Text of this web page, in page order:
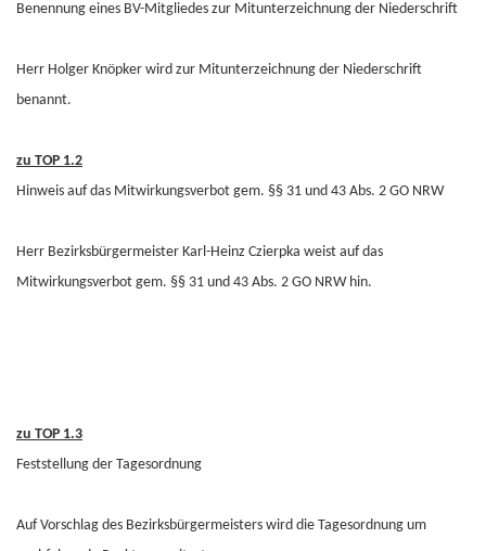
Benennung eines BV-Mitgliedes zur Mitunterzeichnung der Niederschrift
Herr Holger Knöpker wird zur Mitunterzeichnung der Niederschrift
benannt.
zu TOP 1.2
Hinweis auf das Mitwirkungsverbot gem. §§ 31 und 43 Abs. 2 GO NRW
Herr Bezirksbürgermeister Karl-Heinz Czierpka weist auf das
Mitwirkungsverbot gem. §§ 31 und 43 Abs. 2 GO NRW hin.
zu TOP 1.3
Feststellung der Tagesordnung
Auf Vorschlag des Bezirksbürgermeisters wird die Tagesordnung um